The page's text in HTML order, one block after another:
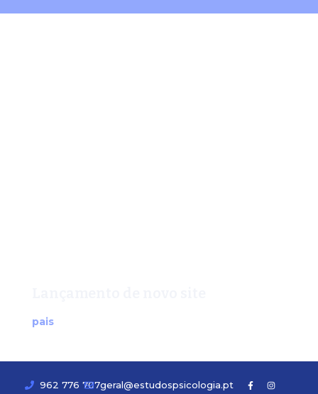
pais
962 776 707geral@estudospsicologia.pt